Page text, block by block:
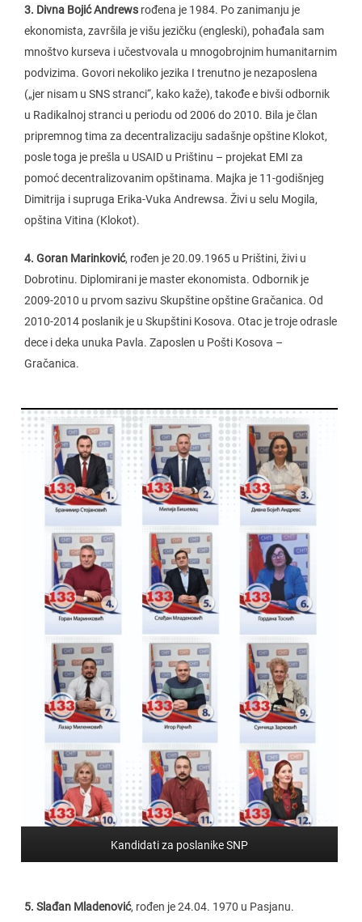
3. Divna Bojić Andrews rođena je 1984. Po zanimanju je
ekonomista, završila je višu jezičku (engleski), pohađala sam
mnoštvo kurseva i učestvovala u mnogobrojnim humanitarnim
podvizima. Govori nekoliko jezika I trenutno je nezaposlena
(„jer nisam u SNS stranci“, kako kaže), takođe e bivši odbornik
u Radikalnoj stranci u periodu od 2006 do 2010. Bila je član
pripremnog tima za decentralizaciju sadašnje opštine Klokot,
posle toga je prešla u USAID u Prištinu – projekat EMI za
pomoć decentralizovanim opštinama. Majka je 11-godišnjeg
Dimitrija i supruga Erika-Vuka Andrewsa. Živi u selu Mogila,
opština Vitina (Klokot).
4. Goran Marinković, rođen je 20.09.1965 u Prištini, živi u
Dobrotinu. Diplomirani je master ekonomista. Odbornik je
2009-2010 u prvom sazivu Skupštine opštine Gračanica. Od
2010-2014 poslanik je u Skupštini Kosova. Otac je troje odrasle
dece i deka unuka Pavla. Zaposlen u Pošti Kosova –
Gračanica.
Kandidati za poslanike SNP
5. Slađan Mladenović, rođen je 24.04. 1970 u Pasjanu.